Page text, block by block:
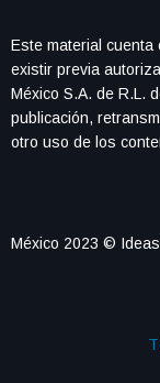
Este material cuenta
existir previa
México S.A. de R.L.
publicación,
otro uso de los
México 2023 ©